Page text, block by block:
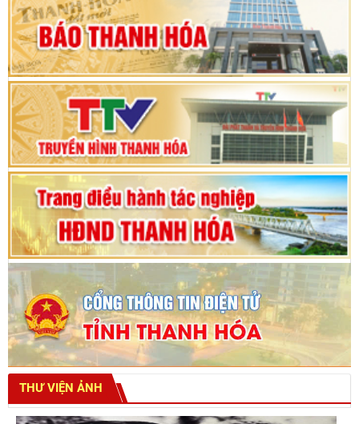
hội khóa XV
Phiên thảo luận Kỳ họp thứ 24, HĐND tỉnh
Thanh Hóa khóa XVIII, nhiệm kỳ 2021 - 2026
Bế mạc Kỳ họp thứ hai bốn, Hội đồng nhân dân
tỉnh khoá XVIII
THƯ VIỆN ẢNH